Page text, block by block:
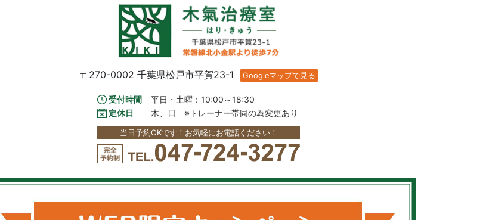
〒270-0002 千葉県松戸市平賀23-1 Googleマップで見る
受付時間
平日・土曜：10:00～18:30
定休日
木、日　※トレーナー帯同の為変更あり
当日予約OKです！お気軽にお電話ください！